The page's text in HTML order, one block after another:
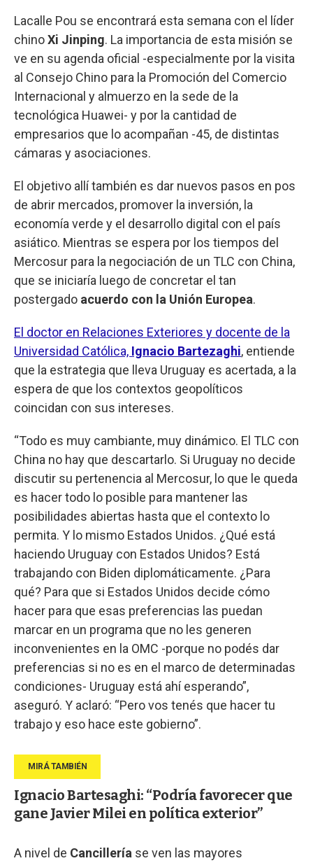
Lacalle Pou se encontrará esta semana con el líder
chinoXi Jinping. La importancia de esta misión se
ve en su agenda oficial -especialmente por la visita
al Consejo Chino para la Promoción del Comercio
Internacional y almuerzo en la sede de la
tecnológica Huawei- y por la cantidad de
empresarios que lo acompañan -45, de distintas
cámaras y asociaciones.
El objetivo allí también es dar nuevos pasos en pos
de abrir mercados, promover la inversión, la
economía verde y el desarrollo digital con el país
asiático. Mientras se espera por los tiempos del
Mercosur para la negociación de un TLC con China,
que se iniciaría luego de concretar el tan
postergado acuerdo con la Unión Europea.
El doctor en Relaciones Exteriores y docente de la
Universidad Católica, Ignacio Bartezaghi, entiende
que la estrategia que lleva Uruguay es acertada, a la
espera de que los contextos geopolíticos
coincidan con sus intereses.
“Todo es muy cambiante, muy dinámico. El TLC con
China no hay que descartarlo. Si Uruguay no decide
discutir su pertenencia al Mercosur, lo que le queda
es hacer todo lo posible para mantener las
posibilidades abiertas hasta que el contexto lo
permita. Y lo mismo Estados Unidos. ¿Qué está
haciendo Uruguay con Estados Unidos? Está
trabajando con Biden diplomáticamente. ¿Para
qué? Para que si Estados Unidos decide cómo
hacer para que esas preferencias las puedan
marcar en un programa que no les generen
inconvenientes en la OMC -porque no podés dar
preferencias si no es en el marco de determinadas
condiciones- Uruguay está ahí esperando”,
aseguró. Y aclaró: “Pero vos tenés que hacer tu
trabajo y eso hace este gobierno”.
Ignacio Bartesaghi: “Podría favorecer que
gane Javier Milei en política exterior”
A nivel de Cancillería se ven las mayores